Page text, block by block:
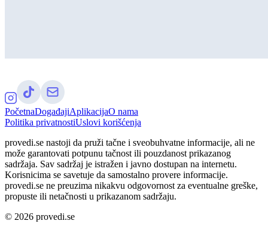
PočetnaDogađajiAplikacijaO nama
Politika privatnostiUslovi korišćenja
provedi.se nastoji da pruži tačne i sveobuhvatne informacije, ali ne
može garantovati potpunu tačnost ili pouzdanost prikazanog
sadržaja. Sav sadržaj je istražen i javno dostupan na internetu.
Korisnicima se savetuje da samostalno provere informacije.
provedi.se ne preuzima nikakvu odgovornost za eventualne greške,
propuste ili netačnosti u prikazanom sadržaju.
© 2026 provedi.se